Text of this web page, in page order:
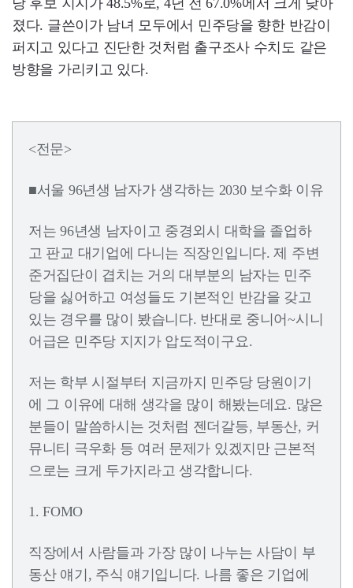
당 후보 지지가 48.5%로, 4년 전 67.0%에서 크게 낮아
졌다. 글쓴이가 남녀 모두에서 민주당을 향한 반감이
퍼지고 있다고 진단한 것처럼 출구조사 수치도 같은
방향을 가리키고 있다.
<전문>
■서울 96년생 남자가 생각하는 2030 보수화 이유
저는 96년생 남자이고 중경외시 대학을 졸업하
고 판교 대기업에 다니는 직장인입니다. 제 주변
준거집단이 겹치는 거의 대부분의 남자는 민주
당을 싫어하고 여성들도 기본적인 반감을 갖고
있는 경우를 많이 봤습니다. 반대로 중니어~시니
어급은 민주당 지지가 압도적이구요.
저는 학부 시절부터 지금까지 민주당 당원이기
에 그 이유에 대해 생각을 많이 해봤는데요. 많은
분들이 말씀하시는 것처럼 젠더갈등, 부동산, 커
뮤니티 극우화 등 여러 문제가 있겠지만 근본적
으로는 크게 두가지라고 생각합니다.
1. FOMO
직장에서 사람들과 가장 많이 나누는 사담이 부
동산 얘기, 주식 얘기입니다. 나름 좋은 기업에